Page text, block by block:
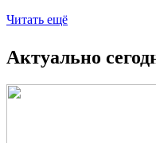
Читать ещё
Актуально